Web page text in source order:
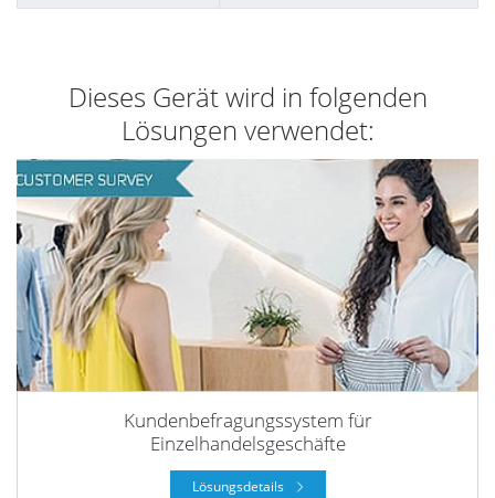
Dieses Gerät wird in folgenden
Lösungen verwendet:
Kundenbefragungssystem für
Einzelhandelsgeschäfte
Lösungsdetails